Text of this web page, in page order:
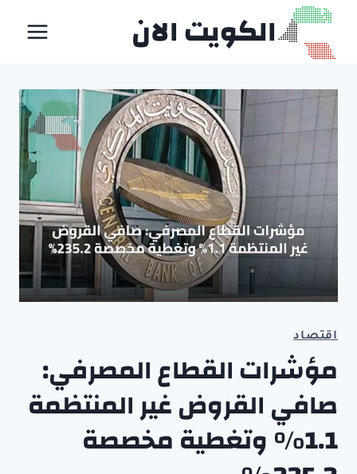
التجاوز
المحتوى
الكويت الان
اقتصاد
مؤشرات القطاع المصرفي:
صافي القروض غير المنتظمة
1.1% وتغطية مخصصة